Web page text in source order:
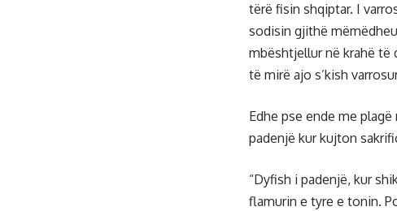
tërë fisin shqiptar. I
sodisin gjithë
mbështjellur në krahë të
të mirë ajo s’kish
Edhe pse ende me
padenjë kur kujton
“Dyfish i padenjë, kur
flamurin e tyre e tonin.